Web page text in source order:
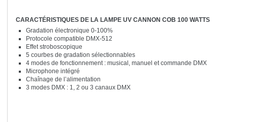
CARACTÉRISTIQUES DE LA LAMPE UV CANNON COB 100 WATTS
Gradation électronique 0-100%
Protocole compatible DMX-512
Effet stroboscopique
5 courbes de gradation sélectionnables
4 modes de fonctionnement : musical, manuel et commande DMX
Microphone intégré
Chaînage de l’alimentation
3 modes DMX : 1, 2 ou 3 canaux DMX